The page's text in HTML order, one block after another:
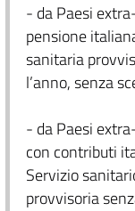
- da Paesi
pensione
sanitaria
l’anno, senza
- da Paesi
con contributi
Servizio
provvisoria